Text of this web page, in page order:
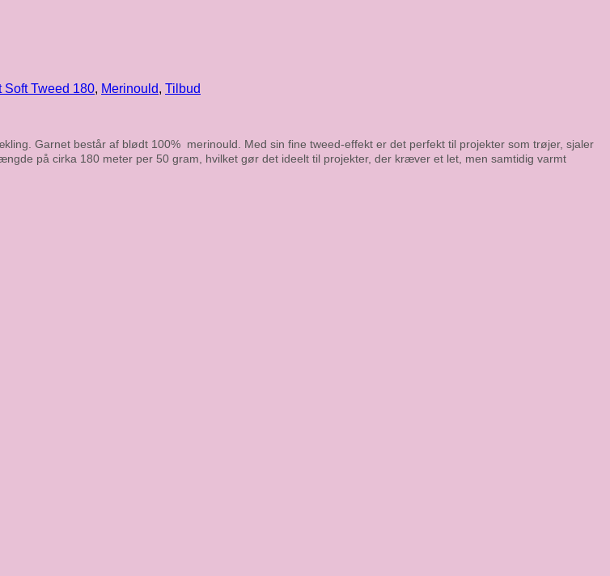
Soft Tweed 180, Merinould, Tilbud
Garnet består af blødt 100% merinould. Med sin fine tweed-effekt er det perfekt til projekter som trøjer, sjaler
på cirka 180 meter per 50 gram, hvilket gør det ideelt til projekter, der kræver et let, men samtidig varmt